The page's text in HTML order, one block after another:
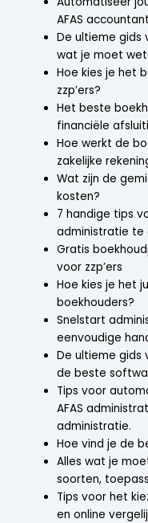
AFAS accountant
De ultieme gids
wat je moet
Hoe kies je het
zzp’ers?
Het beste
financiële
Hoe werkt de
zakelijke
Wat zijn de
kosten?
7 handige tips
administratie te
Gratis
voor zzp’ers
Hoe kies je het
boekhouders?
Snelstart
eenvoudige
De ultieme gids
de beste
Tips voor
AFAS
administratie.
Hoe vind je de
Alles wat je
soorten,
Tips voor het
en online